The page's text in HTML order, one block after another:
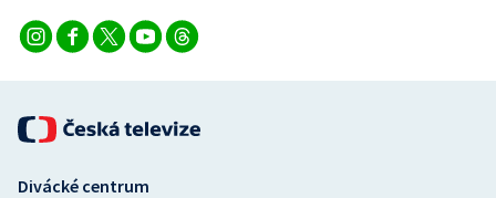
Volejbal
Divácké centrum